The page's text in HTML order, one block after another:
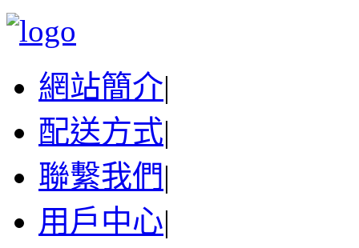
網站簡介|
配送方式|
聯繫我們|
用戶中心|